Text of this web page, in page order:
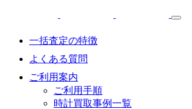
一括査定の特徴
よくある質問
ご利用案内
ご利用手順
時計買取事例一覧